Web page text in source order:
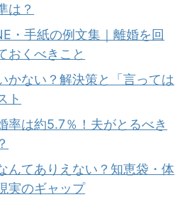
は？
・手紙の例文集｜離婚を回
おくべきこと
かない？解決策と「言っては
ト
率は約5.7％！夫がとるべき
んてありえない？知恵袋・体
実のギャップ